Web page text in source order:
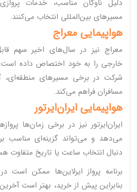
دلیل ناوگان مناسب، خدمات
مسیرهای بین‌المللی انتخاب می‌کنند.
هواپیمایی معراج
معراج نیز در سال‌های اخیر سهم
خارجی را به خود اختصاص داده است.
شرکت در برخی مسیرهای منطقه‌ای،
مسافران فراهم می‌کند.
هواپیمایی ایران‌ایرتور
ایران‌ایرتور نیز در برخی زمان‌ها
می‌دهد و می‌تواند گزینه‌ای مناسب
دنبال انتخاب ساعت یا تاریخ متفاوت
برنامه پرواز ایرلاین‌ها ممکن است
بنابراین پیش از خرید، بهتر است آخرین